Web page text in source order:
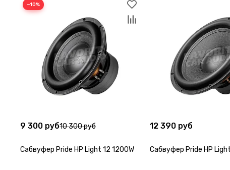
−10%
9 300 руб10 300 руб
Сабвуфер Pride HP Light 12 1200W
12 390 руб
Сабвуфер Pride HP